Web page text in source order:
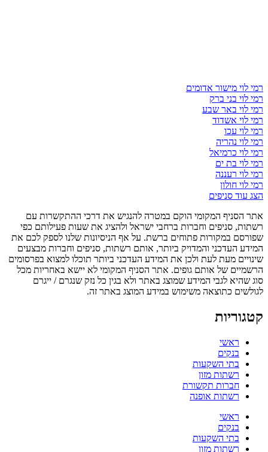
רמי לוי מישור אדומים
רמי לוי בני ברק
רמי לוי באר שבע
רמי לוי אשדוד
רמי לוי עכו
רמי לוי נהריה
רמי לוי כרמיאל
רמי לוי בת ים
רמי לוי רעננה
רמי לוי חולון
הצג עוד סניפים
אתר הסניף המקומי הוקם במטרה להנגיש את דרכי ההתקשרות עם
רשתות, סניפים וחברות ברחבי ישראל ולהציג את שעות פעילותם כפי
שפורסם במקורות פתוחים ברשת. על אף הניסיונות שלנו לספק לכם את
המידע העדכני והמדויק ביותר, אותם רשתות, סניפים וחברות מבצעים
שינויים מעת לעת ולכן את המידע העדכני ביותר תוכלו למצוא בפרסומים
הרשמיים של אותם גופים. אתר הסניף המקומי לא יישא באחריות מכל
סוג שהיא לגבי המידע שמוצג באתר ולא בגין כל נזק שנגרם / ייגרם
לגולשים כתוצאה משימוש במידע המוצג באתר זה.
קטגוריות
ראשי
בנקים
בתי השקעות
רשתות מזון
חברות תקשורת
רשתות אופנה
ראשי
בנקים
בתי השקעות
רשתות מזון